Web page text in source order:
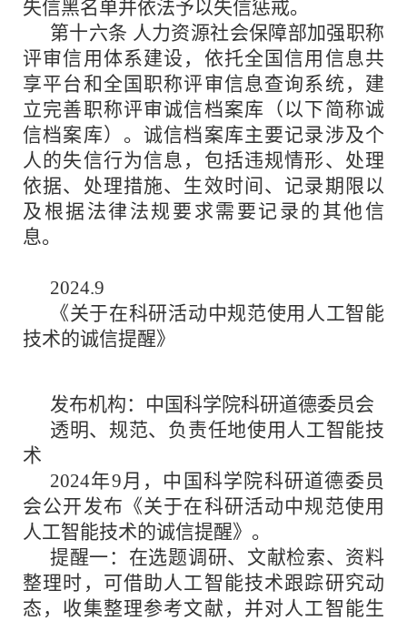
失信黑名单并依法予以失信惩戒。
第十六条 人力资源社会保障部加强职称
评审信用体系建设，依托全国信用信息共
享平台和全国职称评审信息查询系统，建
立完善职称评审诚信档案库（以下简称诚
信档案库）。诚信档案库主要记录涉及个
人的失信行为信息，包括违规情形、处理
依据、处理措施、生效时间、记录期限以
及根据法律法规要求需要记录的其他信
息。
2024.9
《关于在科研活动中规范使用人工智能
技术的诚信提醒》
发布机构：中国科学院科研道德委员会
透明、规范、负责任地使用人工智能技
术
2024年9月，中国科学院科研道德委员
会公开发布《关于在科研活动中规范使用
人工智能技术的诚信提醒》。
提醒一：在选题调研、文献检索、资料
整理时，可借助人工智能技术跟踪研究动
态，收集整理参考文献，并对人工智能生